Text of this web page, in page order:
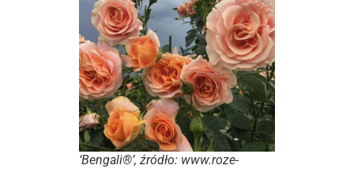
‘Bengali®’, źródło: www.roze-